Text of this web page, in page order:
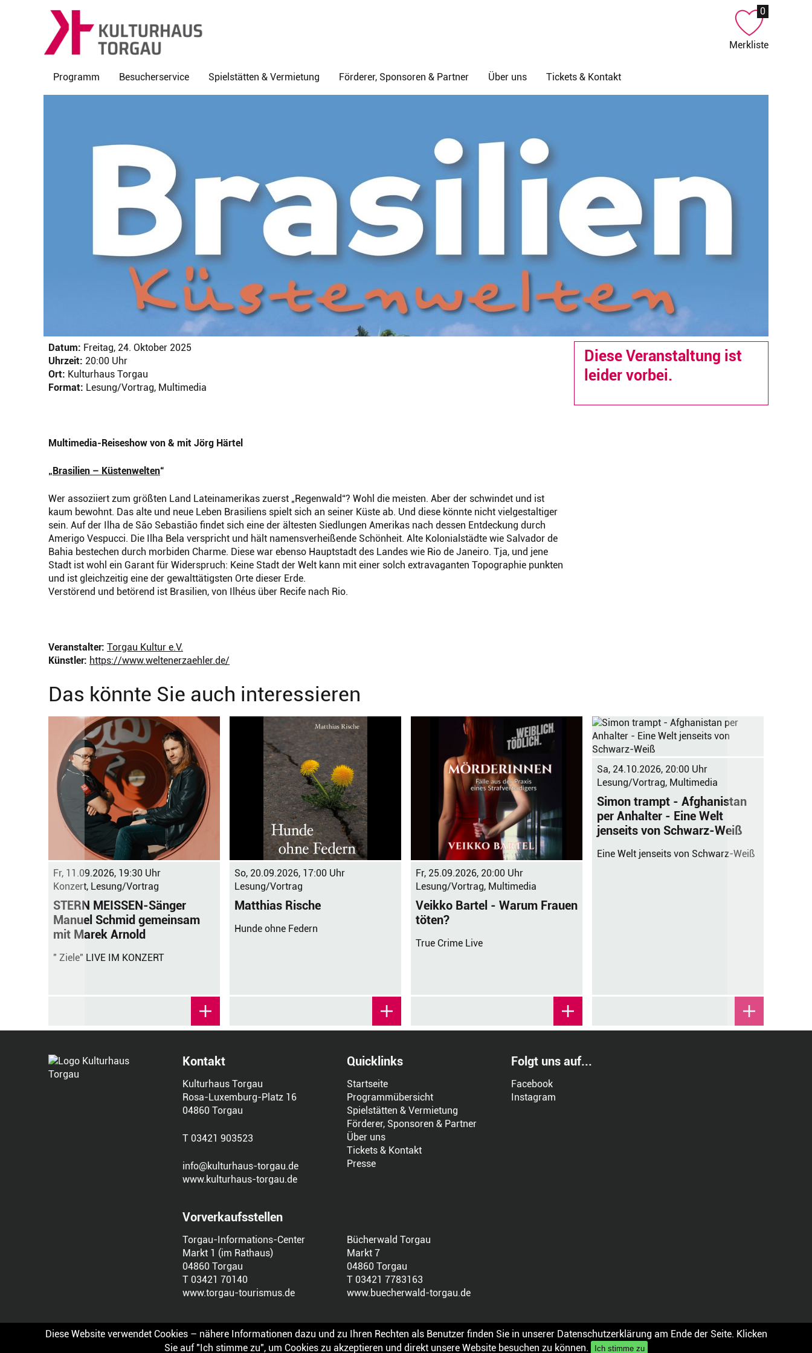
Merkliste
0
Programm Besucherservice Spielstätten & Vermietung Förderer, Sponsoren & Partner Über uns Tickets & Kontakt
Datum: Freitag, 24. Oktober 2025
Uhrzeit: 20:00 Uhr
Ort: Kulturhaus Torgau
Format: Lesung/Vortrag, Multimedia
Multimedia-Reiseshow von & mit Jörg Härtel
„Brasilien – Küstenwelten“
Wer assoziiert zum größten Land Lateinamerikas zuerst „Regenwald“? Wohl die meisten. Aber der schwindet und ist
kaum bewohnt. Das alte und neue Leben Brasiliens spielt sich an seiner Küste ab. Und diese könnte nicht vielgestaltiger
sein. Auf der Ilha de São Sebastião findet sich eine der ältesten Siedlungen Amerikas nach dessen Entdeckung durch
Amerigo Vespucci. Die Ilha Bela verspricht und hält namensverheißende Schönheit. Alte Kolonialstädte wie Salvador de
Bahia bestechen durch morbiden Charme. Diese war ebenso Hauptstadt des Landes wie Rio de Janeiro. Tja, und jene
Stadt ist wohl ein Garant für Widerspruch: Keine Stadt der Welt kann mit einer solch extravaganten Topographie punkten
und ist gleichzeitig eine der gewalttätigsten Orte dieser Erde.
Verstörend und betörend ist Brasilien, von Ilhéus über Recife nach Rio.
Veranstalter: Torgau Kultur e.V.
Künstler: https://www.weltenerzaehler.de/
Diese Veranstaltung ist
leider vorbei.
Das könnte Sie auch interessieren
Fr, 11.09.2026, 19:30 Uhr
Konzert, Lesung/Vortrag
STERN MEISSEN-Sänger
Manuel Schmid gemeinsam
mit Marek Arnold
" Ziele" LIVE IM KONZERT
So, 20.09.2026, 17:00 Uhr
Lesung/Vortrag
Matthias Rische
Hunde ohne Federn
Fr, 25.09.2026, 20:00 Uhr
Lesung/Vortrag, Multimedia
Veikko Bartel - Warum Frauen
töten?
True Crime Live
Sa, 24.10.2026, 20:00 Uhr
Lesung/Vortrag, Multimedia
Simon trampt - Afghanistan
per Anhalter - Eine Welt
jenseits von Schwarz-Weiß
Eine Welt jenseits von Schwarz-Weiß
Diese Website verwendet Cookies – nähere Informationen dazu und zu Ihren Rechten als Benutzer finden Sie in unserer Datenschutzerklärung am Ende der Seite. Klicken
Sie auf "Ich stimme zu", um Cookies zu akzeptieren und direkt unsere Website besuchen zu können.
Ich stimme zu
Kontakt
Kulturhaus Torgau
Rosa-Luxemburg-Platz 16
04860 Torgau
T 03421 903523
info@kulturhaus-torgau.de
www.kulturhaus-torgau.de
Quicklinks
Startseite
Programmübersicht
Spielstätten & Vermietung
Förderer, Sponsoren & Partner
Über uns
Tickets & Kontakt
Presse
Folgt uns auf...
Facebook
Instagram
Vorverkaufsstellen
Torgau-Informations-Center
Markt 1 (im Rathaus)
04860 Torgau
T 03421 70140
www.torgau-tourismus.de
Bücherwald Torgau
Markt 7
04860 Torgau
T 03421 7783163
www.buecherwald-torgau.de
Hausordnung AGB